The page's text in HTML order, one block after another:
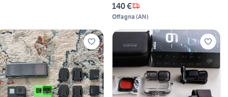
140 €
Offagna (AN)